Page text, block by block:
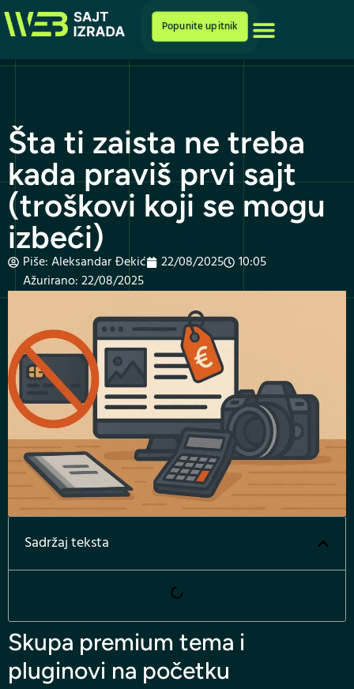
Popunite upitnik
Šta ti zaista ne treba
kada praviš prvi sajt
(troškovi koji se mogu
izbeći)
Piše:Aleksandar Đekić 22/08/2025
10:05
Ažurirano: 22/08/2025
Sadržaj teksta
Skupa premium tema i
pluginovi na početku